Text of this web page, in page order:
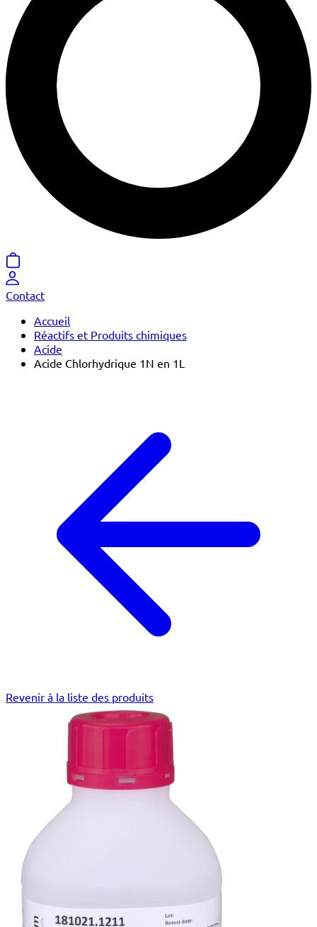
Contact
Accueil
Réactifs et Produits chimiques
Acide
Acide Chlorhydrique 1N en 1L
Revenir à la liste des produits